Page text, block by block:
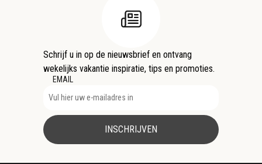
Schrijf u in op de nieuwsbrief en ontvang
wekelijks vakantie inspiratie, tips en promoties.
EMAIL
INSCHRIJVEN